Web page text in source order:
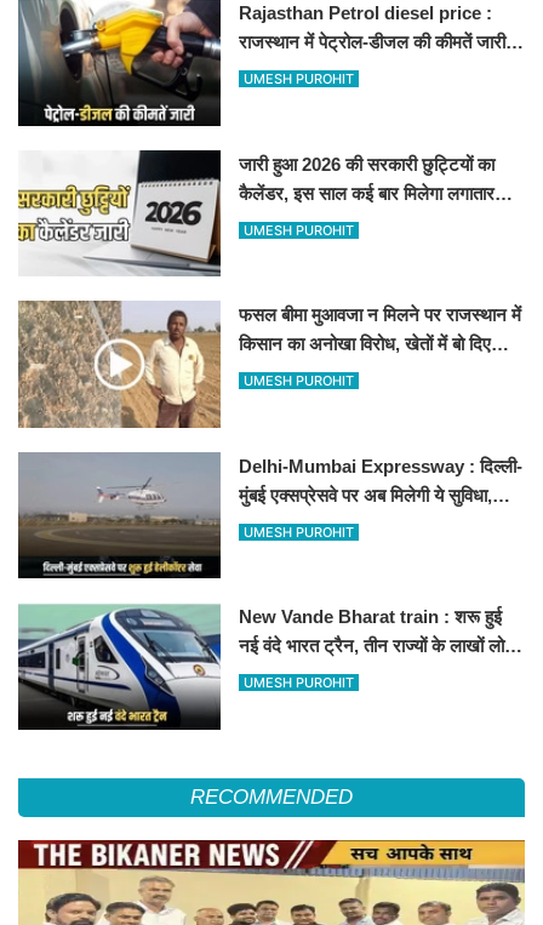
Rajasthan Petrol diesel price :
राजस्थान में पेट्रोल-डीजल की कीमतें जारी,
जानिए बीकानेर समेत पुरे प्रदेश में नए रेट
UMESH PUROHIT
जारी हुआ 2026 की सरकारी छुट्टियों का
कैलेंडर, इस साल कई बार मिलेगा लगातार
अवकाश, देखें
UMESH PUROHIT
फसल बीमा मुआवजा न मिलने पर राजस्थान में
किसान का अनोखा विरोध, खेतों में बो दिए
500-500 रुपए के नोट, वीडियो वायरल
UMESH PUROHIT
Delhi-Mumbai Expressway : दिल्ली-
मुंबई एक्सप्रेसवे पर अब मिलेगी ये सुविधा,
हेलीकॉप्टर सर्विस से तुरंत घायल पहुंचेगा
UMESH PUROHIT
New Vande Bharat train : शरू हुई
नई वंदे भारत ट्रैन, तीन राज्यों के लाखों लोगों
का सफर होगा आसान, देखें पूरा रूटमैप
UMESH PUROHIT
RECOMMENDED